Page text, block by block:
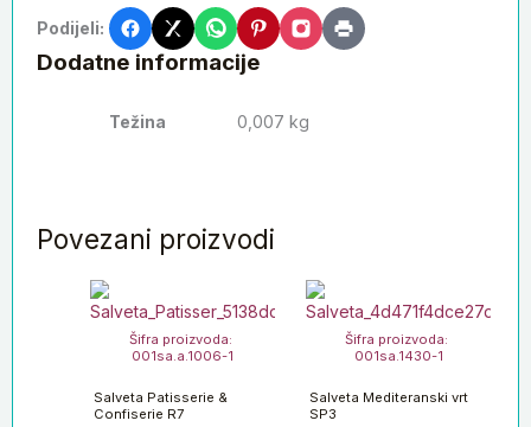
Podijeli:
Dodatne informacije
Težina 0,007 kg
Povezani proizvodi
Šifra proizvoda:
001sa.a.1006-1
Salveta Patisserie &
Confiserie R7
Šifra proizvoda:
001sa.1430-1
Salveta Mediteranski vrt
SP3